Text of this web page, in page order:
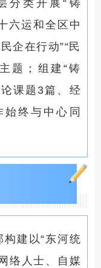
分类开展“铸
六运和全区中
企在行动”“民
题；组建“铸
课题3篇、经
终与中心同
构建以“东河统
络人士、自媒